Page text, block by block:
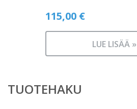
115,00 €
LUE LISÄÄ »
TUOTEHAKU